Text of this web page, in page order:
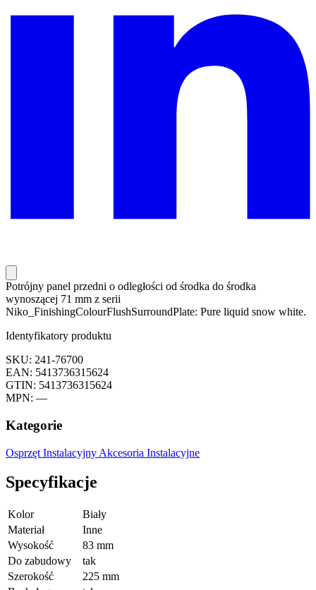
Potrójny panel przedni o odległości od środka do środka
wynoszącej 71 mm z serii
Niko_FinishingColourFlushSurroundPlate: Pure liquid snow white.
Identyfikatory produktu
SKU: 241-76700
EAN: 5413736315624
GTIN: 5413736315624
MPN: —
Kategorie
Osprzęt Instalacyjny Akcesoria Instalacyjne
Specyfikacje
Kolor
Biały
Materiał
Inne
Wysokość
83 mm
Do zabudowy
tak
Szerokość
225 mm